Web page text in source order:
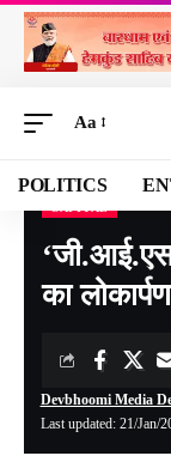
Aa
POLITICS
Devbhoomi Media>
का लोकार्पण
Last updated: 21/Jan/
Devbhoomi Media